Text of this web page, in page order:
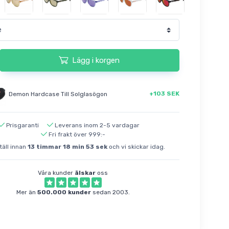
Lägg i korgen
Demon Hardcase Till Solglasögon +103 SEK
Prisgaranti
Leverans inom 2-5 vardagar
Fri frakt över 999:-
innan13 timmar18 min52 sekoch vi skickar idag.
Våra kunder älskar oss
Mer än 500.000 kundersedan 2003.